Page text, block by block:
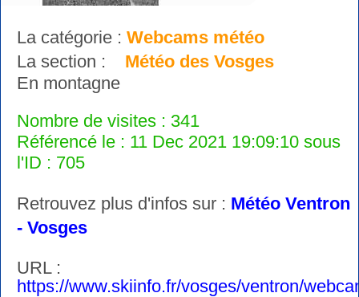
La catégorie : Webcams météo
La section : Météo des Vosges
En montagne
Nombre de visites : 341
Référencé le : 11 Dec 2021 19:09:10 sous
l'ID : 705
Retrouvez plus d'infos sur : Météo Ventron
- Vosges
URL :
https://www.skiinfo.fr/vosges/ventron/